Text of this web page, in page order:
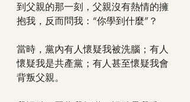
到父親的那一刻，父親沒有熱情的擁
抱我，反而問我：“你學到什麼”？
當時，黨內有人懷疑我被洗腦；有人
懷疑我是共產黨；有人甚至懷疑我會
背叛父親。